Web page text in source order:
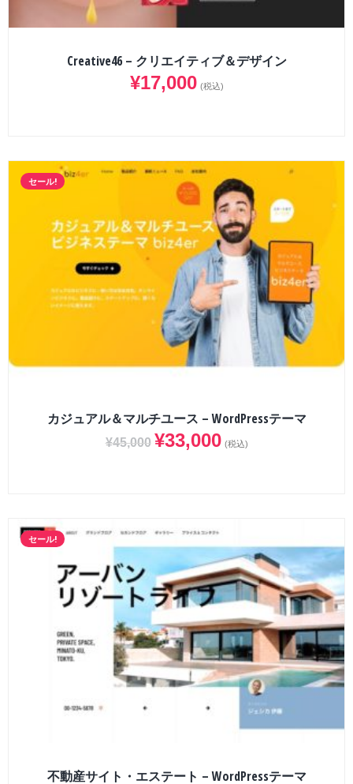
Creative46 – クリエイティブ＆デザイン
¥17,000 (税込)
セール!
カジュアル＆マルチユース – WordPressテーマ
¥45,000 ¥33,000 (税込)
セール!
不動産サイト・エステート – WordPressテーマ